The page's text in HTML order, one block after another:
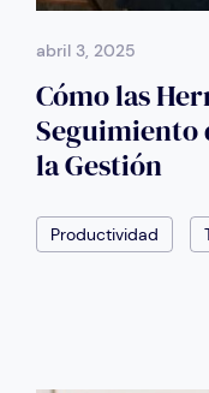
abril 3, 2025
Cómo las
Seguimiento
la Gestión
Productividad